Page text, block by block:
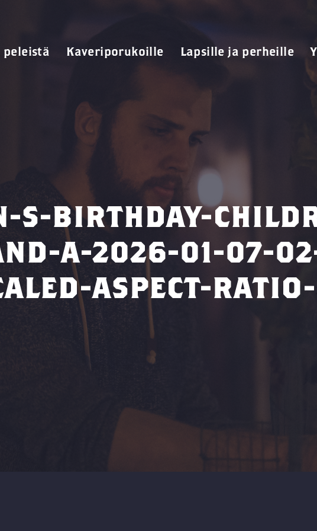
peleistä Kaveriporukoille Lapsille ja perheille
S-BIRTHDAY-
A-2026-01-07-
ASPECT-